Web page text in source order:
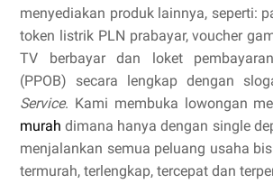
menyediakan produk lainnya, seperti:
token listrik PLN prabayar, voucher
TV berbayar dan loket
(PPOB) secara lengkap dengan
Service. Kami membuka lowongan
murah dimana hanya dengan single
menjalankan semua peluang usaha
termurah, terlengkap, tercepat dan